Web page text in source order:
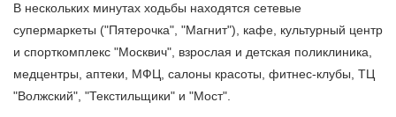
В нескольких минутах ходьбы находятся сетевые
супермаркеты ("Пятерочка", "Магнит"), кафе, культурный центр
и спорткомплекс "Москвич", взрослая и детская поликлиника,
медцентры, аптеки, МФЦ, салоны красоты, фитнес-клубы, ТЦ
"Волжский", "Текстильщики" и "Мост".